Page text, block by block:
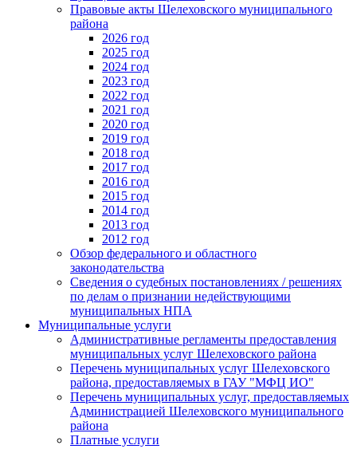
Правовые акты Шелеховского муниципального
района
2026 год
2025 год
2024 год
2023 год
2022 год
2021 год
2020 год
2019 год
2018 год
2017 год
2016 год
2015 год
2014 год
2013 год
2012 год
Обзор федерального и областного
законодательства
Сведения о судебных постановлениях / решениях
по делам о признании недействующими
муниципальных НПА
Муниципальные услуги
Административные регламенты предоставления
муниципальных услуг Шелеховского района
Перечень муниципальных услуг Шелеховского
района, предоставляемых в ГАУ "МФЦ ИО"
Перечень муниципальных услуг, предоставляемых
Администрацией Шелеховского муниципального
района
Платные услуги